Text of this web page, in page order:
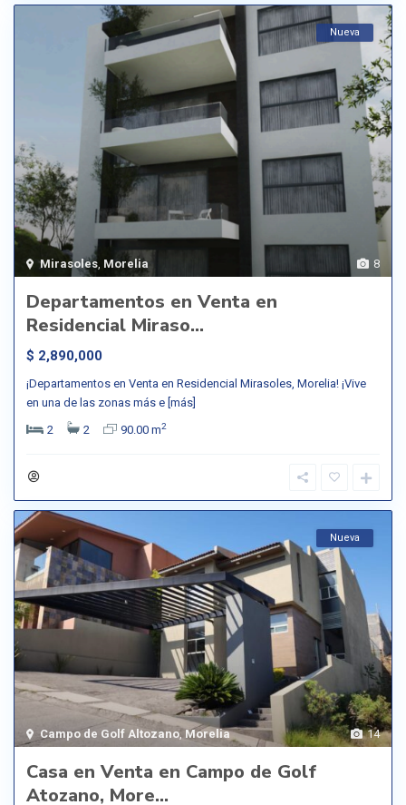
8
Mirasoles, Morelia
Nueva
Departamentos en Venta en
Residencial Miraso...
$ 2,890,000
¡Departamentos en Venta en Residencial Mirasoles, Morelia! ¡Vive
en una de las zonas más e [más]
2
2 90.00 m2
14
Campo de Golf Altozano, Morelia
Nueva
Casa en Venta en Campo de Golf
Atozano, More...